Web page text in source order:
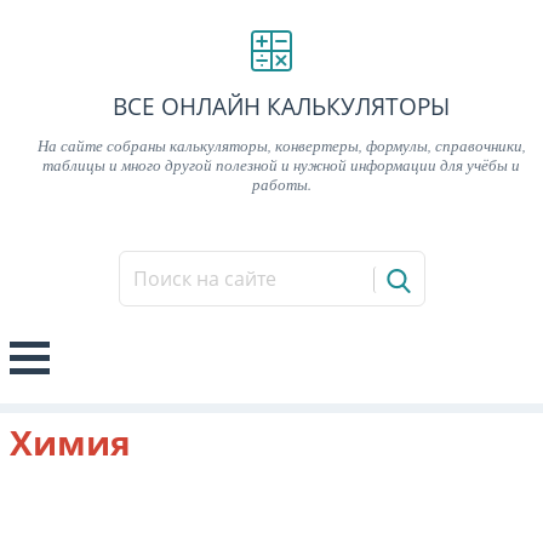
ВСЕ ОНЛАЙН КАЛЬКУЛЯТОРЫ
На сайте собраны калькуляторы, конвертеры, формулы, справочники,
таблицы и много другой полезной и нужной информации для учёбы и
работы.
Химия